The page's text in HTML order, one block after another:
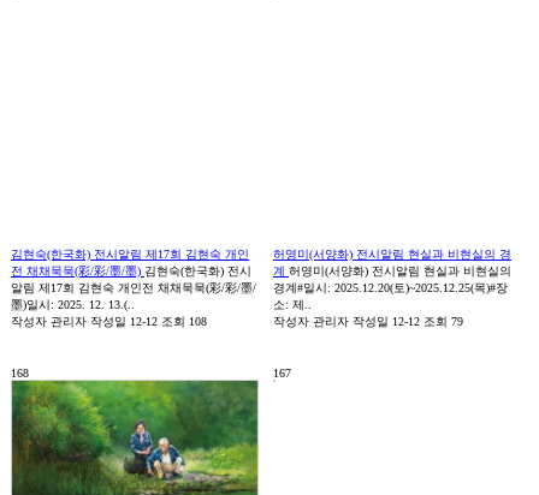
김현숙(한국화) 전시알림 제17회 김현숙 개인
전 채채묵묵(彩/彩/墨/墨) 김현숙(한국화) 전시
알림 제17회 김현숙 개인전 채채묵묵(彩/彩/墨/
墨)일시: 2025. 12. 13.(..
작성자 관리자 작성일 12-12 조회 108
허영미(서양화) 전시알림 현실과 비현실의 경
계 허영미(서양화) 전시알림 현실과 비현실의
경계#일시: 2025.12.20(토)~2025.12.25(목)#장
소: 제..
작성자 관리자 작성일 12-12 조회 79
168 167